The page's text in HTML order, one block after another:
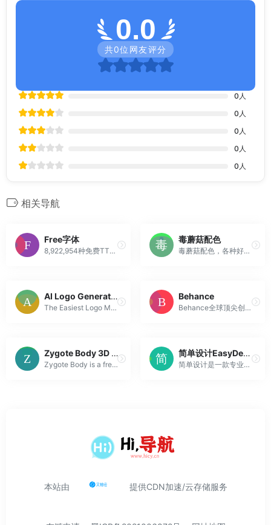
0.0
共0位网友评分
0 人
0 人
0 人
0 人
0 人
相关导航
Free字体
8,922,954种免费TTF、SVG、EOT、WOFF、OTF格式字体
毒蘑菇配色
毒蘑菇配色，各种好看的配色方案，CSS渐变色，边框阴影，以及在线图片取色，希望能给大家带来便利！
AI Logo Generator – Create Beautiful Logo in Seconds
The Easiest Logo Maker. Create a professional logo online for your business, service or a project with an AI-powered logo generator. Fully customize y...
Behance
Behance全球顶尖创意平台
Zygote Body 3D Anatomy Online Visualizer | Human Anatomy 3D
Zygote Body is a free online 3D anatomy atlas. View, isolate, and learn human anatomy structures with Zygote Body.
简单设计EasyDesign
简单设计是一款专业强大的在线设计工具，图片处理工具，包含海报设计、封面图片设计，LOGO设计、图片压缩、图片裁剪、图片格式转换等功能，是一款良心好用的设计神器。
本站由 提供CDN加速/云存储服务